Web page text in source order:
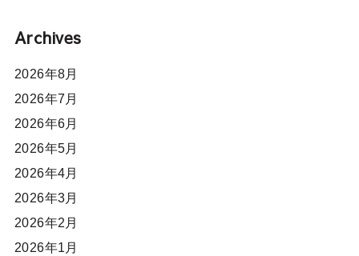
Archives
2026年8月
2026年7月
2026年6月
2026年5月
2026年4月
2026年3月
2026年2月
2026年1月